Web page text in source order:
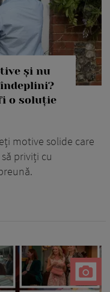
și nu
o soluție
motive solide care
priviți cu